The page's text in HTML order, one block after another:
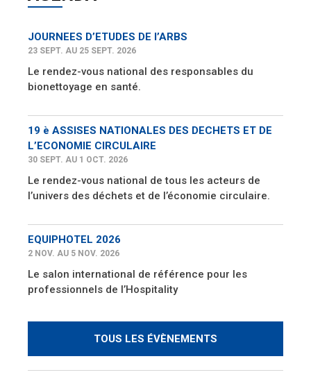
JOURNEES D’ETUDES DE l’ARBS
23 SEPT. AU 25 SEPT. 2026
Le rendez-vous national des responsables du
bionettoyage en santé.
19 è ASSISES NATIONALES DES DECHETS ET DE
L’ECONOMIE CIRCULAIRE
30 SEPT. AU 1 OCT. 2026
Le rendez-vous national de tous les acteurs de
l’univers des déchets et de l’économie circulaire.
EQUIPHOTEL 2026
2 NOV. AU 5 NOV. 2026
Le salon international de référence pour les
professionnels de l’Hospitality
TOUS LES ÉVÈNEMENTS